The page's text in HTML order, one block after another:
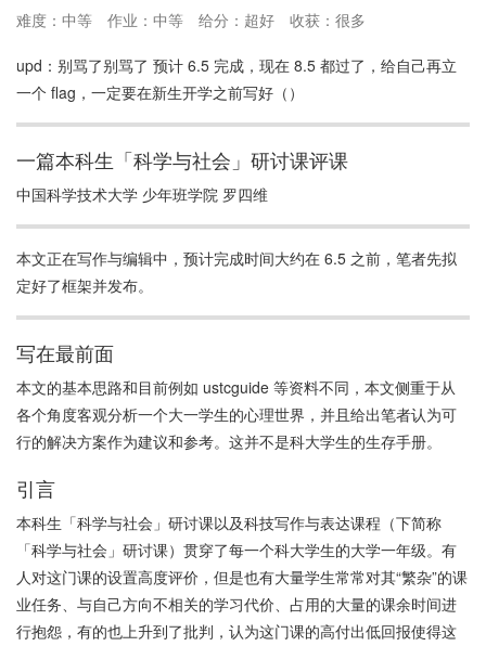
总结
总体而言，何晓松老师的《“科学与社会”研讨课》不仅仅是学术知识
的提供者，更是为新生提供方向引导的角色。课程的设置反映了大
学注重培养学生研究能力和综合素养的教学理念。虽然存在对其设
程提供了不小的启发价值。
难度：中等
作业：中等 给分：超好 收获：很多
upd：别骂了别骂了 预计 6.5 完成，现在 8.5 都过了，给自己再立
一个 flag，一定要在新生开学之前写好（）
一篇本科生「科学与社会」研讨课评课
中国科学技术大学 少年班学院 罗四维
本文正在写作与编辑中，预计完成时间大约在 6.5 之前，笔者先拟
定好了框架并发布。
写在最前面
本文的基本思路和目前例如 ustcguide 等资料不同，本文侧重于从
各个角度客观分析一个大一学生的心理世界，并且给出笔者认为可
行的解决方案作为建议和参考。这并不是科大学生的生存手册。
引言
本科生「科学与社会」研讨课以及科技写作与表达课程（下简称
「科学与社会」研讨课）贯穿了每一个科大学生的大学一年级。有
人对这门课的设置高度评价，但是也有大量学生常常对其“繁杂”的课
业任务、与自己方向不相关的学习代价、占用的大量的课余时间进
行抱怨，有的也上升到了批判，认为这门课的高付出低回报使得这